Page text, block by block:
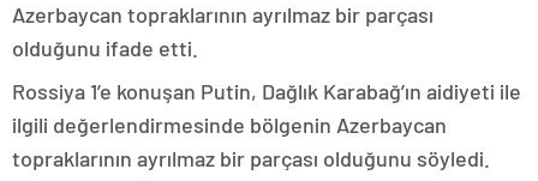
Azerbaycan topraklarının ayrılmaz bir parçası
olduğunu ifade etti.
Rossiya 1’e konuşan Putin, Dağlık Karabağ’ın aidiyeti ile
ilgili değerlendirmesinde bölgenin Azerbaycan
topraklarının ayrılmaz bir parçası olduğunu söyledi.